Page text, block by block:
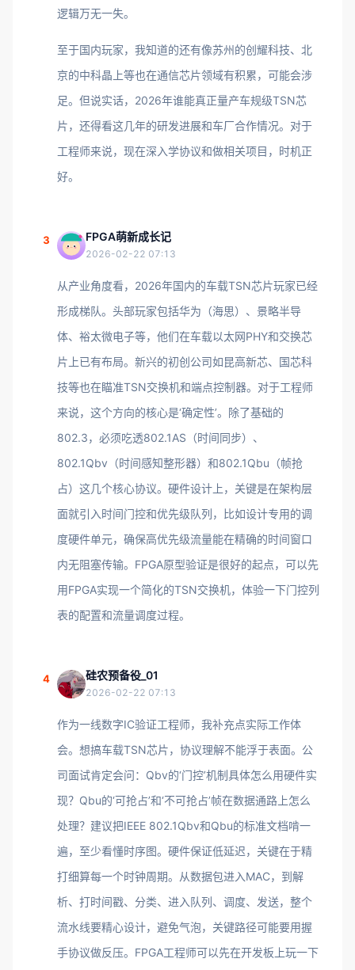
逻辑万无一失。
至于国内玩家，我知道的还有像苏州的创耀科技、北
京的中科晶上等也在通信芯片领域有积累，可能会涉
足。但说实话，2026年谁能真正量产车规级TSN芯
片，还得看这几年的研发进展和车厂合作情况。对于
工程师来说，现在深入学协议和做相关项目，时机正
好。
3 FPGA萌新成长记
2026-02-22 07:13
从产业角度看，2026年国内的车载TSN芯片玩家已经
形成梯队。头部玩家包括华为（海思）、景略半导
体、裕太微电子等，他们在车载以太网PHY和交换芯
片上已有布局。新兴的初创公司如昆高新芯、国芯科
技等也在瞄准TSN交换机和端点控制器。对于工程师
来说，这个方向的核心是‘确定性’。除了基础的
802.3，必须吃透802.1AS（时间同步）、
802.1Qbv（时间感知整形器）和802.1Qbu（帧抢
占）这几个核心协议。硬件设计上，关键是在架构层
面就引入时间门控和优先级队列，比如设计专用的调
度硬件单元，确保高优先级流量能在精确的时间窗口
内无阻塞传输。FPGA原型验证是很好的起点，可以先
用FPGA实现一个简化的TSN交换机，体验一下门控列
表的配置和流量调度过程。
4 硅农预备役_01
2026-02-22 07:13
作为一线数字IC验证工程师，我补充点实际工作体
会。想搞车载TSN芯片，协议理解不能浮于表面。公
司面试肯定会问：Qbv的‘门控’机制具体怎么用硬件实
现？Qbu的‘可抢占’和‘不可抢占’帧在数据通路上怎么
处理？建议把IEEE 802.1Qbv和Qbu的标准文档啃一
遍，至少看懂时序图。硬件保证低延迟，关键在于精
打细算每一个时钟周期。从数据包进入MAC，到解
析、打时间戳、分类、进入队列、调度、发送，整个
流水线要精心设计，避免气泡，关键路径可能要用握
手协议做反压。FPGA工程师可以先在开发板上玩一下